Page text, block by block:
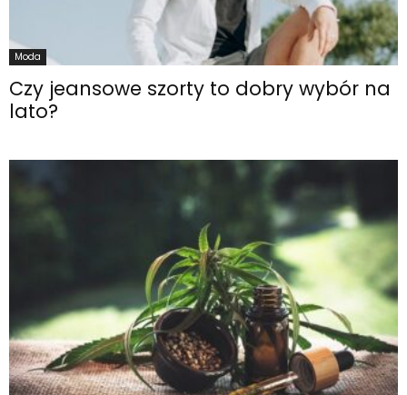
Moda
Czy jeansowe szorty to dobry wybór na
lato?